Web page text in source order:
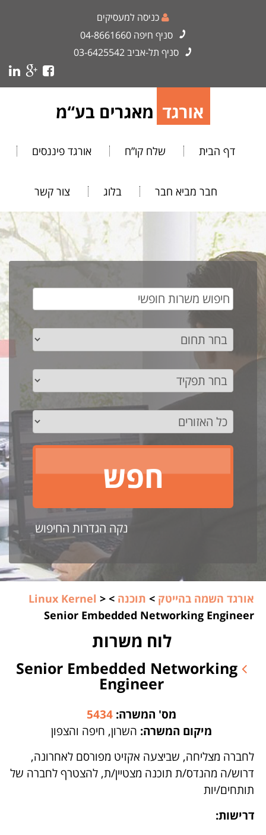
כניסה למעסיקים
סניף חיפה 04-8661660
סניף תל-אביב03-6425542
דף הבית שלח קו”ח אורגד פיננסים
חבר מביא חבר בלוג צור קשר
נקה הגדרות החיפוש
אורגד השמה בהייטק > תוכנה >
Linux Kernel >
Senior Embedded Networking Engineer
לוח משרות
Senior Embedded Networking
Engineer
מס' המשרה: 5434
מיקום המשרה: השרון, חיפה והצפון
לחברה מצליחה, שביצעה אקזיט מפורסם לאחרונה,
דרוש/ה מהנדס/ת תוכנה מצטיין/ת, להצטרף לחברה של
תותחים/יות
דרישות: